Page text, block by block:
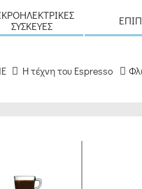
ΣΥΣΚΕΥΈΣ
H τέχνη του Espresso